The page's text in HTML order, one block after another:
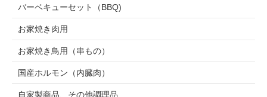
バーベキューセット（BBQ)
お家焼き肉用
お家焼き鳥用（串もの）
国産ホルモン（内臓肉）
自家製商品、その他調理品